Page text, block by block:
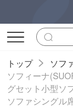
トップ
ソフ
ソフィーナ
グセット小型ソ
ソファシングル